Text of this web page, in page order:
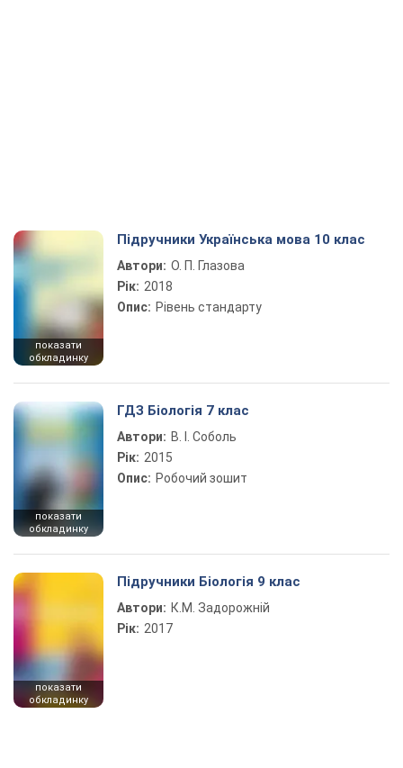
показати
обкладинку
Підручники Українська мова 10 клас
Автори: О. П. Глазова
Рік: 2018
Опис: Рівень стандарту
показати
обкладинку
ГДЗ Біологія 7 клас
Автори: В. І. Соболь
Рік: 2015
Опис: Робочий зошит
показати
обкладинку
Підручники Біологія 9 клас
Автори: К.М. Задорожній
Рік: 2017